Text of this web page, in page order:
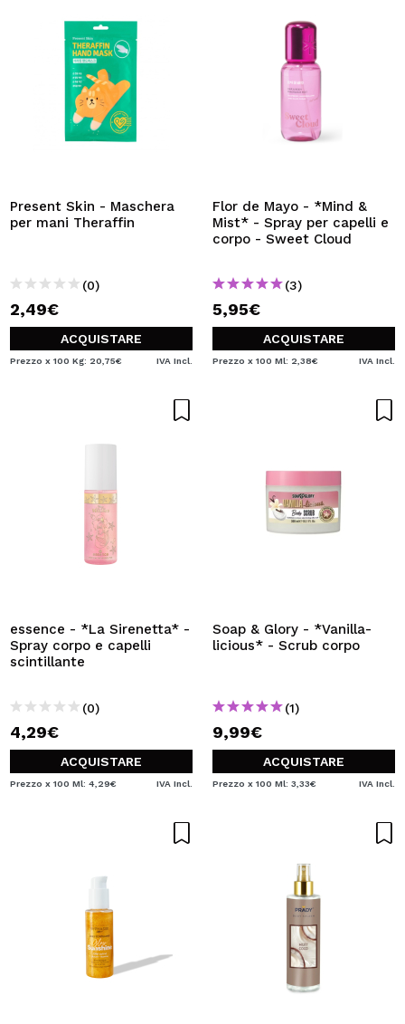
Present Skin - Maschera
per mani Theraffin
(0)
2,49€
ACQUISTARE
Prezzo x 100 Kg: 20,75€ IVA Incl.
Flor de Mayo - *Mind &
Mist* - Spray per capelli e
corpo - Sweet Cloud
(3)
5,95€
ACQUISTARE
Prezzo x 100 Ml: 2,38€ IVA Incl.
essence - *La Sirenetta* -
Spray corpo e capelli
scintillante
(0)
4,29€
ACQUISTARE
Prezzo x 100 Ml: 4,29€ IVA Incl.
Soap & Glory - *Vanilla-
licious* - Scrub corpo
(1)
9,99€
ACQUISTARE
Prezzo x 100 Ml: 3,33€ IVA Incl.